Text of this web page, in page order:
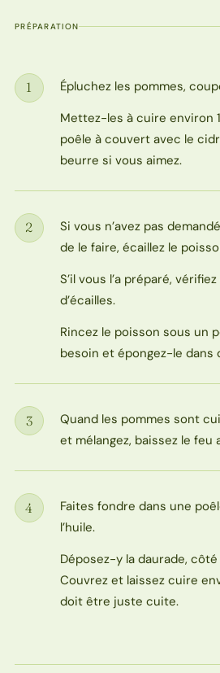
PRÉPARATION
Étape
1
Épluchez les pommes,
Mettez-les à cuire environ
poêle à couvert avec le
beurre si vous aimez.
Étape
2
Si vous n’avez pas
de le faire, écaillez le
S’il vous l’a préparé,
d’écailles.
Rincez le poisson sous un
besoin et épongez-le dans
Étape
3
Quand les pommes sont
et mélangez, baissez le feu
Étape
4
Faites fondre dans une
l’huile.
Déposez-y la daurade,
Couvrez et laissez cuire
doit être juste cuite.